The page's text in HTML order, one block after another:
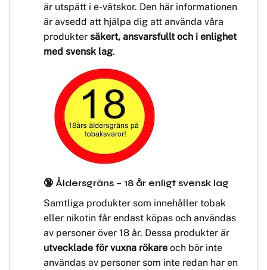
är utspätt i e-vätskor. Den här informationen
är avsedd att hjälpa dig att använda våra
produkter säkert, ansvarsfullt och i enlighet
med svensk lag.
🔞 Åldersgräns – 18 år enligt svensk lag
Samtliga produkter som innehåller tobak
eller nikotin får endast köpas och användas
av personer över 18 år. Dessa produkter är
utvecklade för vuxna rökare och bör inte
användas av personer som inte redan har en